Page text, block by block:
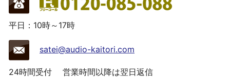
平日：10時～17時
satei@audio-kaitori.com
24時間受付 営業時間以降は翌日返信